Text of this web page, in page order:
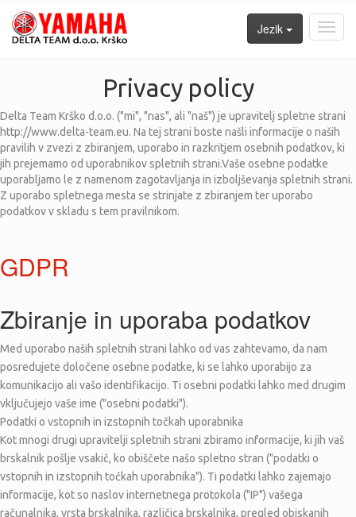
Jezik
Privacy policy
Delta Team Krško d.o.o. ("mi", "nas", ali "naš") je upravitelj spletne strani
http://www.delta-team.eu. Na tej strani boste našli informacije o naših
pravilih v zvezi z zbiranjem, uporabo in razkritjem osebnih podatkov, ki
jih prejemamo od uporabnikov spletnih strani.Vaše osebne podatke
uporabljamo le z namenom zagotavljanja in izboljševanja spletnih strani.
Z uporabo spletnega mesta se strinjate z zbiranjem ter uporabo
podatkov v skladu s tem pravilnikom.
GDPR
Zbiranje in uporaba podatkov
Med uporabo naših spletnih strani lahko od vas zahtevamo, da nam
posredujete določene osebne podatke, ki se lahko uporabijo za
komunikacijo ali vašo identifikacijo. Ti osebni podatki lahko med drugim
vključujejo vaše ime ("osebni podatki").
Podatki o vstopnih in izstopnih točkah uporabnika
Kot mnogi drugi upravitelji spletnih strani zbiramo informacije, ki jih vaš
brskalnik pošlje vsakič, ko obiščete našo spletno stran ("podatki o
vstopnih in izstopnih točkah uporabnika"). Ti podatki lahko zajemajo
informacije, kot so naslov internetnega protokola ("IP") vašega
računalnika, vrsta brskalnika, različica brskalnika, pregled obiskanih